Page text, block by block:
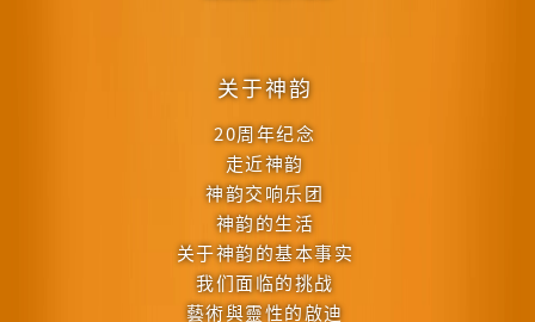
关于神韵
20周年纪念
走近神韵
神韵交响乐团
神韵的生活
关于神韵的基本事实
我们面临的挑战
藝術與靈性的啟迪